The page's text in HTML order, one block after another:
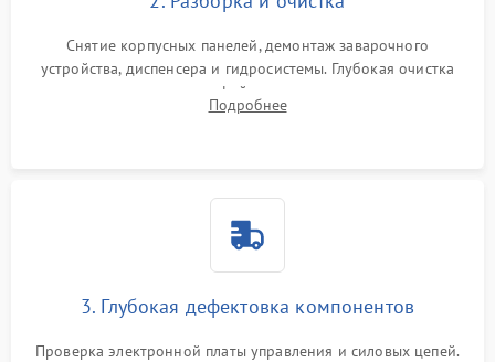
Снятие корпусных панелей, демонтаж заварочного
устройства, диспенсера и гидросистемы. Глубокая очистка
внутренних узлов от кофейных масел, жмыха и накипи.
Промывка дренажных каналов и фильтров с использованием
Подробнее
3. Глубокая дефектовка компонентов
Проверка электронной платы управления и силовых цепей.